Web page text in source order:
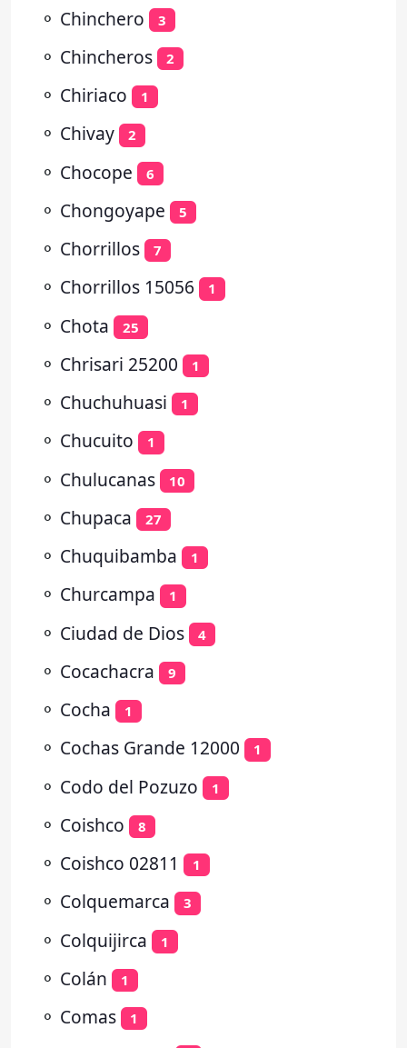
⚬ Chinchero 3
⚬ Chincheros 2
⚬ Chiriaco 1
⚬ Chivay 2
⚬ Chocope 6
⚬ Chongoyape 5
⚬ Chorrillos 7
⚬ Chorrillos 15056 1
⚬ Chota 25
⚬ Chrisari 25200 1
⚬ Chuchuhuasi 1
⚬ Chucuito 1
⚬ Chulucanas 10
⚬ Chupaca 27
⚬ Chuquibamba 1
⚬ Churcampa 1
⚬ Ciudad de Dios 4
⚬ Cocachacra 9
⚬ Cocha 1
⚬ Cochas Grande 12000 1
⚬ Codo del Pozuzo 1
⚬ Coishco 8
⚬ Coishco 02811 1
⚬ Colquemarca 3
⚬ Colquijirca 1
⚬ Colán 1
⚬ Comas 1